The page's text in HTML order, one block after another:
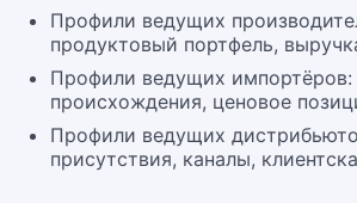
Профили ведущих
продуктовый портфель,
Профили ведущих
происхождения, ценовое
Профили ведущих
присутствия, каналы,